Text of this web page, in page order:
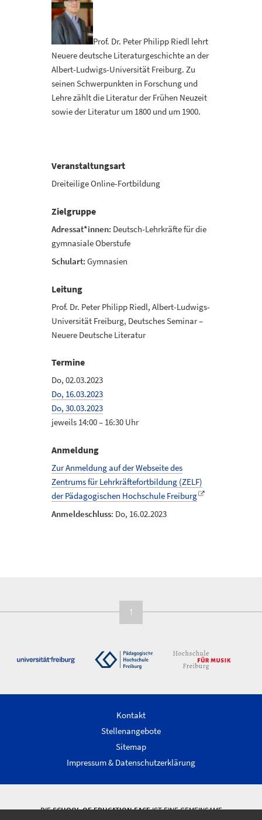
Prof. Dr. Peter Philipp Riedl lehrt
Neuere deutsche Literaturgeschichte an der
Albert-Ludwigs-Universität Freiburg. Zu
seinen Schwerpunkten in Forschung und
Lehre zählt die Literatur der Frühen Neuzeit
sowie der Literatur um 1800 und um 1900.
Veranstaltungsart
Dreiteilige Online-Fortbildung
Zielgruppe
Adressat*innen: Deutsch-Lehrkräfte für die
gymnasiale Oberstufe
Schulart: Gymnasien
Leitung
Prof. Dr. Peter Philipp Riedl, Albert-Ludwigs-
Universität Freiburg, Deutsches Seminar –
Neuere Deutsche Literatur
Termine
Do, 02.03.2023
Do, 16.03.2023
Do, 30.03.2023
jeweils 14:00 – 16:30 Uhr
Anmeldung
Zur Anmeldung auf der Webseite des
Zentrums für Lehrkräftefortbildung (ZELF)
der Pädagogischen Hochschule Freiburg
Anmeldeschluss: Do, 16.02.2023
↑
Kontakt
Stellenangebote
Sitemap
Impressum & Datenschutzerklärung
DIESCHOOL OF EDUCATION FACEIST EINE GEMEINSAME